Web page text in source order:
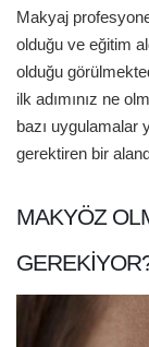
Makyaj
olduğu ve eğitim
olduğu
ilk adımınız ne
bazı uygulamalar
gerektiren bir
MAKYÖZ